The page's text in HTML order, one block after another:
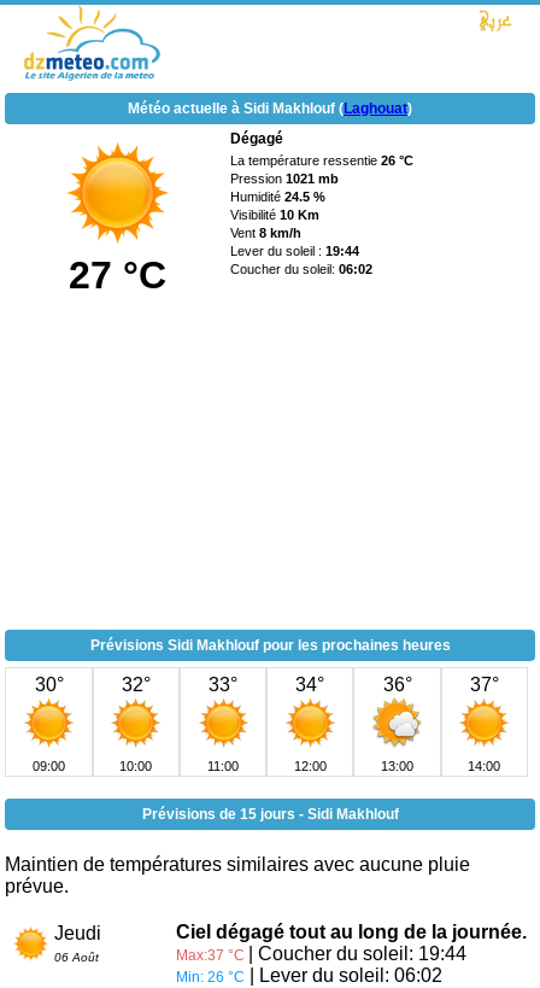
Météo actuelle à Sidi Makhlouf (Laghouat)
27 °C
Dégagé
La température ressentie26 °C
Pression1021 mb
Humidité24.5 %
Visibilité10 Km
Vent8 km/h
Lever du soleil :19:44
Coucher du soleil:06:02
Prévisions Sidi Makhlouf pour les prochaines heures
30°
09:00
32°
10:00
33°
11:00
34°
12:00
36°
13:00
37°
14:00
Prévisions de 15 jours - Sidi Makhlouf
Maintien de températures similaires avec aucune pluie
prévue.
Jeudi
06 Août
Ciel dégagé tout au long de la journée.
Max:37 °C | Coucher du soleil: 19:44
Min: 26 °C
| Lever du soleil: 06:02